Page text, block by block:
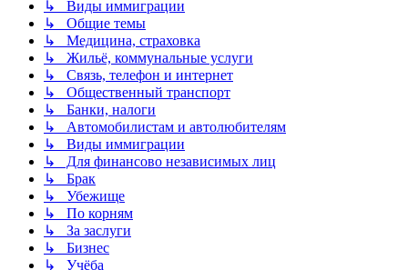
↳ Виды иммиграции
↳ Общие темы
↳ Медицина, страховка
↳ Жильё, коммунальные услуги
↳ Связь, телефон и интернет
↳ Общественный транспорт
↳ Банки, налоги
↳ Автомобилистам и автолюбителям
↳ Виды иммиграции
↳ Для финансово независимых лиц
↳ Брак
↳ Убежище
↳ По корням
↳ За заслуги
↳ Бизнес
↳ Учёба